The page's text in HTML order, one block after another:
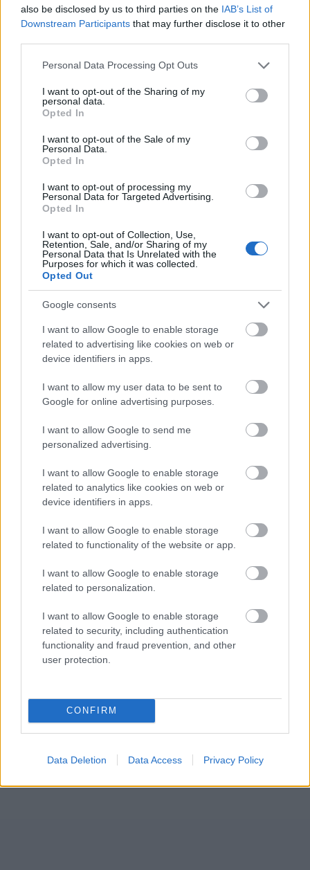
also be disclosed by us to third parties on the IAB’s List of
Downstream Participants that may further disclose it to other
Please note that this website/app uses one or more Google
not limited to your visit or usage behaviour. You may click to
grant or deny consent to Google and its third-party tags to
use your data for below specified purposes in below Google
consent section.
Personal Data Processing Opt Outs
I want to opt-out of the Sharing of my
personal data.
Opted In
I want to opt-out of the Sale of my
Personal Data.
Opted In
I want to opt-out of processing my
Personal Data for Targeted Advertising.
Opted In
I want to opt-out of Collection, Use,
Retention, Sale, and/or Sharing of my
Personal Data that Is Unrelated with the
Purposes for which it was collected.
Opted Out
Google consents
I want to allow Google to enable storage
related to advertising like cookies on web or
device identifiers in apps.
I want to allow my user data to be sent to
Google for online advertising purposes.
I want to allow Google to send me
personalized advertising.
I want to allow Google to enable storage
related to analytics like cookies on web or
device identifiers in apps.
I want to allow Google to enable storage
related to functionality of the website or app.
I want to allow Google to enable storage
related to personalization.
I want to allow Google to enable storage
related to security, including authentication
functionality and fraud prevention, and other
user protection.
CONFIRM
Data Deletion Data Access Privacy Policy
Zivatarral és erős széllel érkezik az enyhülés
HÍREK 19 perce
Az euróbevezetés ígérete gyökeresen
megváltoztatta a jövőről alkotott
képünket
MAGYAR EURÓ
A vártnál sokkal jobb eredményeket közölt a
Mol
dübörög a turizmus, meglódultak az árak
NÉPSZERŰ